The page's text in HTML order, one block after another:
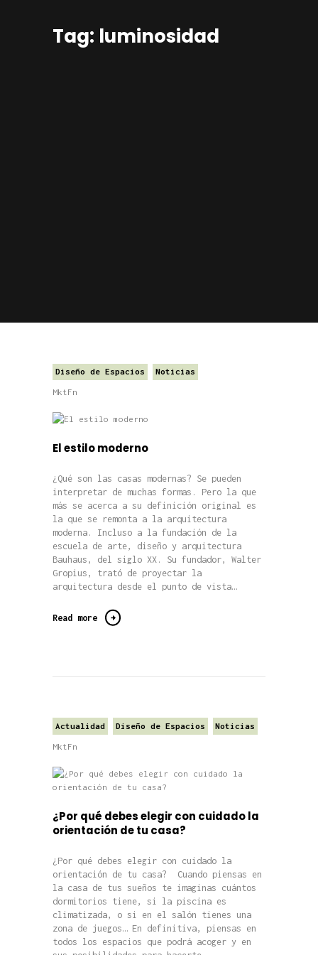
Tag: luminosidad
Diseño de Espacios Noticias
MktFn
El estilo moderno
¿Qué son las casas modernas? Se pueden
interpretar de muchas formas. Pero la que
más se acerca a su definición original es
la que se remonta a la arquitectura
moderna. Incluso a la fundación de la
escuela de arte, diseño y arquitectura
Bauhaus, del siglo XX. Su fundador, Walter
Gropius, trató de proyectar la
arquitectura desde el punto de vista…
Read more
Actualidad Diseño de Espacios Noticias
MktFn
¿Por qué debes elegir con cuidado la
orientación de tu casa?
¿Por qué debes elegir con cuidado la
orientación de tu casa? Cuando piensas en
la casa de tus sueños te imaginas cuántos
dormitorios tiene, si la piscina es
climatizada, o si en el salón tienes una
zona de juegos… En definitiva, piensas en
todos los espacios que podrá acoger y en